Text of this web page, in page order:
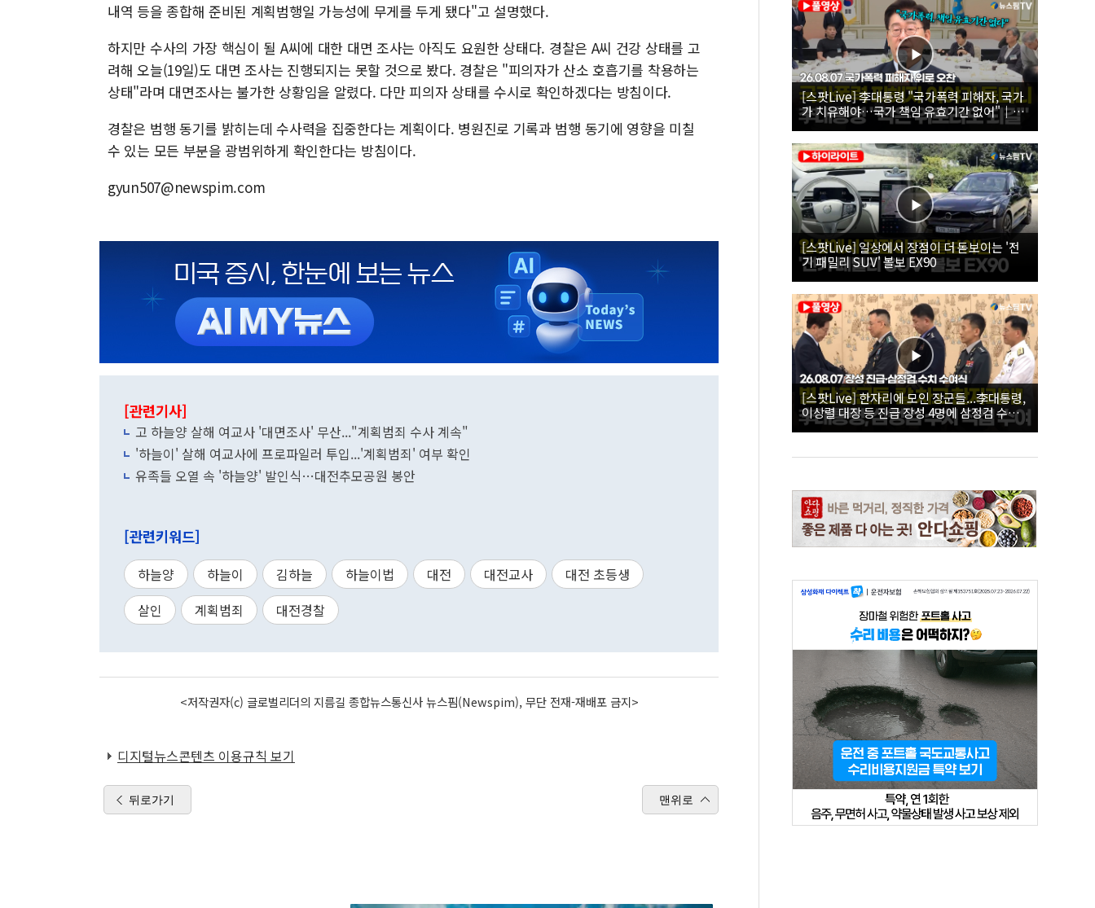
내역 등을 종합해 준비된 계획범행일 가능성에 무게를 두게 됐다"고 설명했다.
하지만 수사의 가장 핵심이 될 A씨에 대한 대면 조사는 아직도 요원한 상태다. 경찰은 A씨 건강 상태를 고
려해 오늘(19일)도 대면 조사는 진행되지는 못할 것으로 봤다. 경찰은 "피의자가 산소 호흡기를 착용하는
상태"라며 대면조사는 불가한 상황임을 알렸다. 다만 피의자 상태를 수시로 확인하겠다는 방침이다.
경찰은 범행 동기를 밝히는데 수사력을 집중한다는 계획이다. 병원진로 기록과 범행 동기에 영향을 미칠
수 있는 모든 부분을 광범위하게 확인한다는 방침이다.
gyun507@newspim.com
[관련기사]
고 하늘양 살해 여교사 '대면조사' 무산..."계획범죄 수사 계속"
'하늘이' 살해 여교사에 프로파일러 투입...'계획범죄' 여부 확인
유족들 오열 속 '하늘양' 발인식…대전추모공원 봉안
[관련키워드]
하늘양 하늘이 김하늘 하늘이법 대전 대전교사
대전 초등생
살인
계획범죄 대전경찰
<저작권자(c) 글로벌리더의 지름길 종합뉴스통신사 뉴스핌(Newspim), 무단 전재-재배포 금지>
디지털뉴스콘텐츠 이용규칙 보기
뒤로가기 맨위로
[스팟Live] 李대통령 "국가폭력 피해자, 국가
가 치유해야…국가 책임 유효기간 없어"｜
26.08.07 국가폭력 피해자 위로 오찬
[스팟Live] 일상에서 장점이 더 돋보이는 '전
기 패밀리 SUV' 볼보 EX90
[스팟Live] 한자리에 모인 장군들...李대통령,
이상렬 대장 등 진급 장성 4명에 삼정검 수치
직접 수여｜26.08.07 장성 진급·삼정검 수치